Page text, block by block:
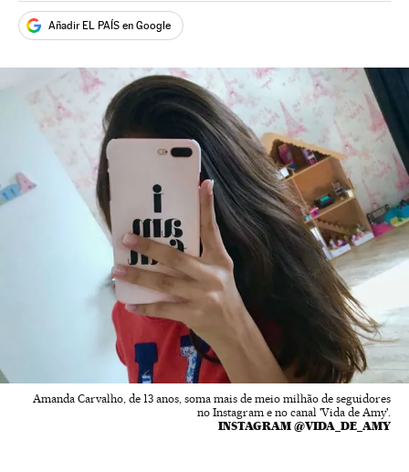
Añadir EL PAÍS en Google
Amanda Carvalho, de 13 anos, soma mais de meio milhão de seguidores
no Instagram e no canal 'Vida de Amy'.
INSTAGRAM @VIDA_DE_AMY